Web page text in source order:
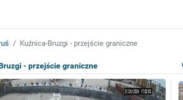
Kuźnica-Bruzgi - przejście graniczne
- przejście graniczne